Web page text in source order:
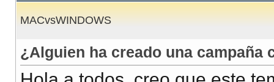
MACvsWINDOWS
¿Alguien ha creado una campaña